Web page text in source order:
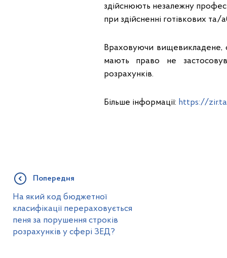
здійснюють незалежну
при здійсненні готівкових
Враховуючи вищевикладене,
мають право не
розрахунків.
Більше інформації: https://
Попередня
На який код бюджетної
класифікації перераховується
пеня за порушення строків
розрахунків у сфері ЗЕД?